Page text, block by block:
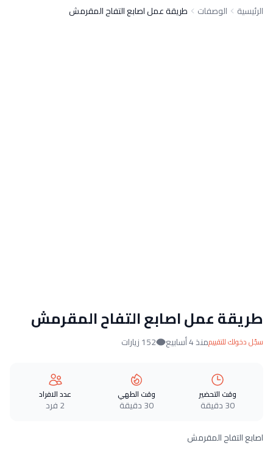
الرئيسية الوصفات طريقة عمل اصابع التفاح المقرمش
طريقة عمل اصابع التفاح المقرمش
سجّل دخولك للتقييممنذ 4 أسابيع 152 زيارات
وقت التحضير
30 دقيقة
وقت الطهي
30 دقيقة
عدد الافراد
2 فرد
اصابع التفاح المقرمش